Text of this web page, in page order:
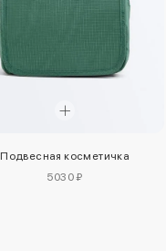
Подвесная косметичка
5030 ₽